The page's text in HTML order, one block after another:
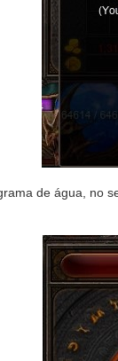
de água, no